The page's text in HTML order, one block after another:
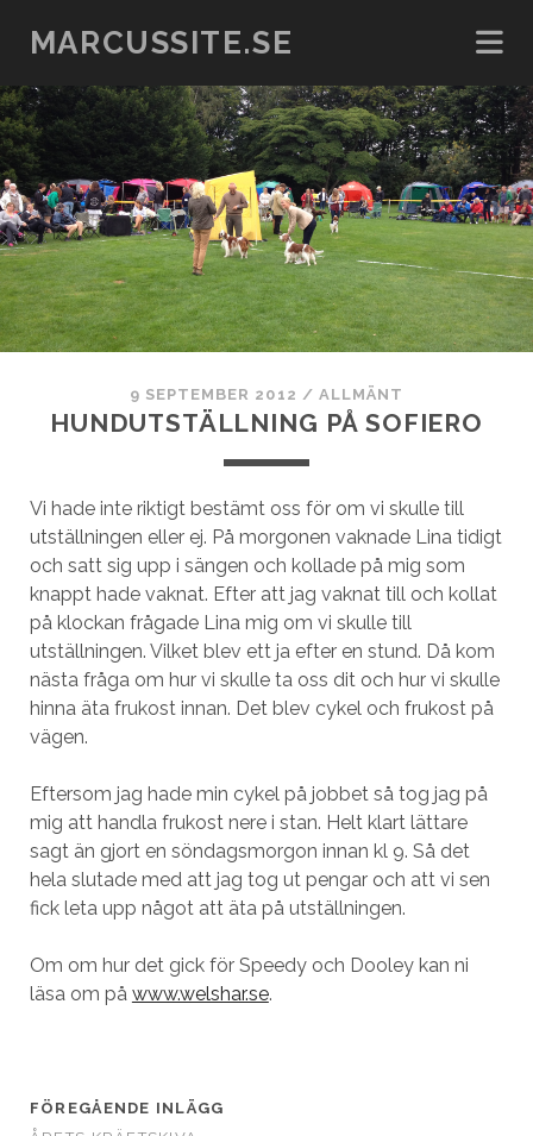
MARCUSSITE.SE
9 SEPTEMBER 2012 / ALLMÄNT
HUNDUTSTÄLLNING PÅ SOFIERO
Vi hade inte riktigt bestämt oss för om vi skulle till
utställningen eller ej. På morgonen vaknade Lina tidigt
och satt sig upp i sängen och kollade på mig som
knappt hade vaknat. Efter att jag vaknat till och kollat
på klockan frågade Lina mig om vi skulle till
utställningen. Vilket blev ett ja efter en stund. Då kom
nästa fråga om hur vi skulle ta oss dit och hur vi skulle
hinna äta frukost innan. Det blev cykel och frukost på
vägen.
Eftersom jag hade min cykel på jobbet så tog jag på
mig att handla frukost nere i stan. Helt klart lättare
sagt än gjort en söndagsmorgon innan kl 9. Så det
hela slutade med att jag tog ut pengar och att vi sen
fick leta upp något att äta på utställningen.
Om om hur det gick för Speedy och Dooley kan ni
läsa om på www.welshar.se.
FÖREGÅENDE INLÄGG